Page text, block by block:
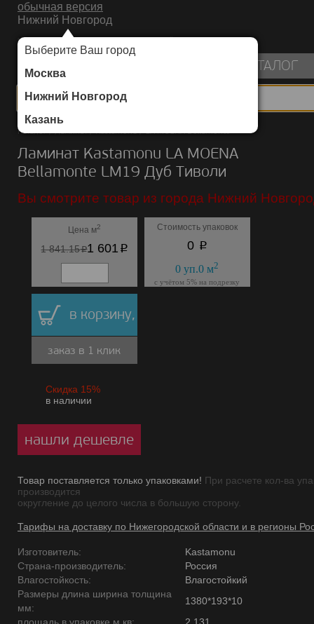
обычная версия
Нижний Новгород
Выберите Ваш город
Москва
Нижний Новгород
Казань
ИНТЕРНЕТ-МАГАЗИН НАПОЛЬНЫХ ПОКРЫТИЙ
КАТАЛОГ
Каталог/Ламинат/Kastamonu/LA MOENA Bellamonte
Ламинат Kastamonu LA MOENA
Bellamonte LM19 Дуб Тиволи
Вы смотрите товар из города Нижний
Цена м2
1 841.15p1 601 p
Стоимость упаковок
0 p
0 уп.0 м2
с учётом 5% на подрезку
в корзину,
заказ в 1 клик
Скидка 15%
в наличии
нашли дешевле
Товар поставляется только упаковками! При расчете кол-ва
производится
округление до целого числа в большую сторону.
Тарифы на доставку по Нижегородской области и в регионы
Изготовитель:
Kastamonu
Страна-производитель:
Россия
Влагостойкость:
Влагостойкий
Размеры длина ширина толщина
мм:
1380*193*10